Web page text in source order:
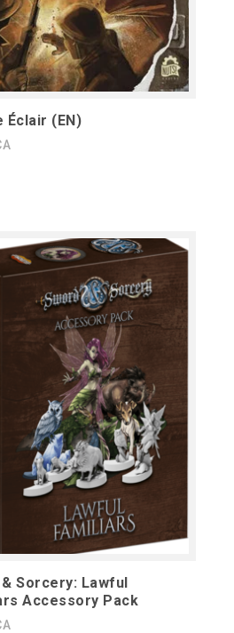
Éclair (EN)
Sorcery: Lawful
Accessory Pack